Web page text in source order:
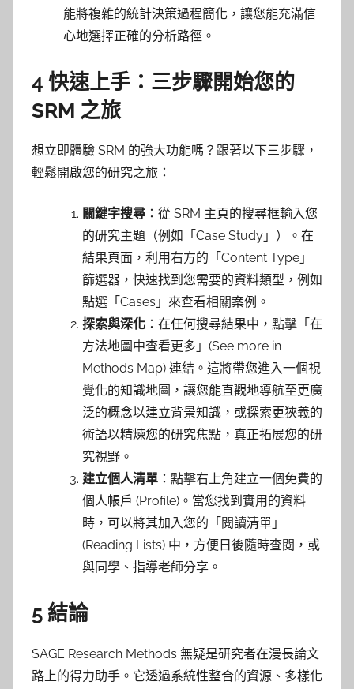
能將複雜的統計決策過程簡化，讓您能充滿信
心地選擇正確的分析路徑。
4 快速上手：三步驟開始您的
SRM 之旅
想立即體驗 SRM 的強大功能嗎？跟著以下三步驟，
輕鬆開啟您的研究之旅：
關鍵字搜尋 ：從 SRM 主頁的搜尋框輸入您
的研究主題（例如「Case Study」）。在
結果頁面，利用右方的「Content Type」
篩選器，快速找到您需要的資料類型，例如
點選「Cases」來查看相關案例。
探索與深化 ：在任何搜尋結果中，點擊「在
方法地圖中查看更多」(See more in
Methods Map) 連結。這將帶您進入一個視
覺化的知識地圖，讓您能直觀地導航至更廣
泛的概念以建立背景知識，或探索更狹義的
術語以精煉您的研究焦點，真正拓展您的研
究視野。
建立個人清單 ：點擊右上角建立一個免費的
個人帳戶 (Profile)。當您找到實用的資料
時，可以將其加入您的「閱讀清單」
(Reading Lists) 中，方便日後隨時查閱，或
與同學、指導老師分享。
5 結論
SAGE Research Methods 無疑是研究者在漫長論文
路上的得力助手。它透過系統性整合的資源、多樣化